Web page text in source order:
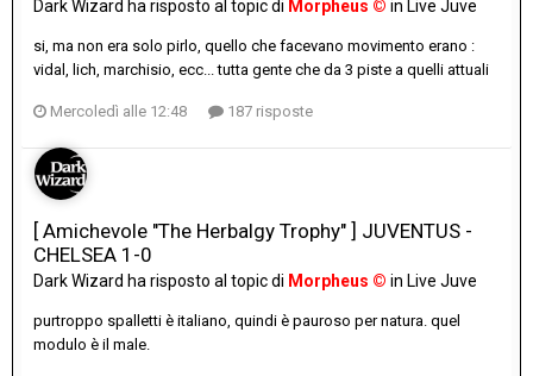
Dark Wizard ha risposto al topic di Morpheus © in Live Juve
si, ma non era solo pirlo, quello che facevano movimento erano :
vidal, lich, marchisio, ecc... tutta gente che da 3 piste a quelli attuali
Mercoledì alle 12:48 187 risposte
[ Amichevole "The Herbalgy Trophy" ] JUVENTUS -
CHELSEA 1-0
Dark Wizard ha risposto al topic di Morpheus © in Live Juve
purtroppo spalletti è italiano, quindi è pauroso per natura. quel
modulo è il male.